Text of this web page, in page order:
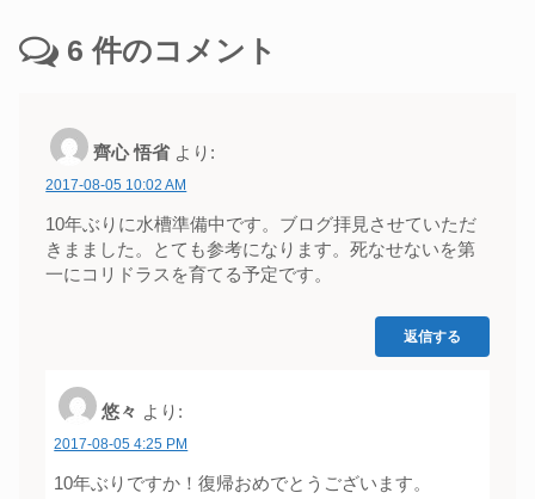
6 件のコメント
齊心 悟省 より:
2017-08-05 10:02 AM
10年ぶりに水槽準備中です。ブログ拝見させていただ
きまました。とても参考になります。死なせないを第
一にコリドラスを育てる予定です。
返信する
悠々 より:
2017-08-05 4:25 PM
10年ぶりですか！復帰おめでとうございます。